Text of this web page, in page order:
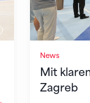
News
Mit
Zagreb